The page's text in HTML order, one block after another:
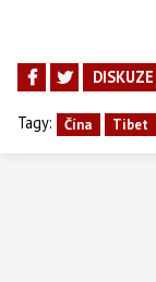
DISKUZE
Tagy: Čína Tibet